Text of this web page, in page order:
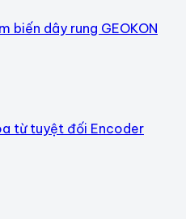
biến dây rung GEOKON
từ tuyệt đối Encoder